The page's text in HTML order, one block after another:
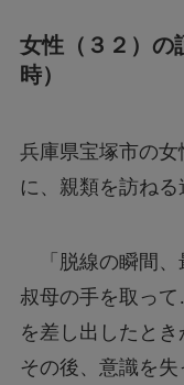
女性（３２）の
時）
兵庫県宝塚市の
に、親類を訪ねる
「脱線の瞬間、
叔母の手を取っ
を差し出したとき
その後、意識を失